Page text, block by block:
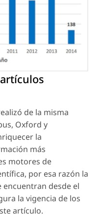
de la misma
Oxford y
la
más
motores de
por esa razón la
encuentran desde el
la vigencia de los
artículo.